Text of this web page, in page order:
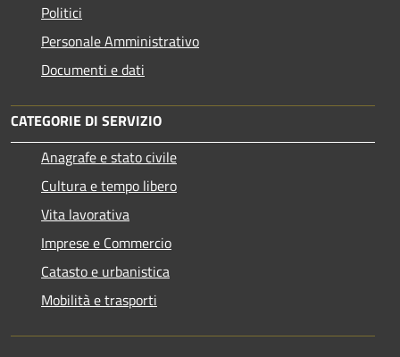
Politici
Personale Amministrativo
Documenti e dati
CATEGORIE DI SERVIZIO
Anagrafe e stato civile
Cultura e tempo libero
Vita lavorativa
Imprese e Commercio
Catasto e urbanistica
Mobilità e trasporti